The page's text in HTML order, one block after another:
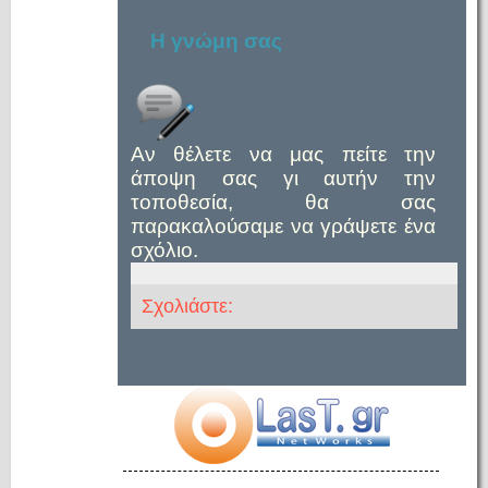
Η γνώμη σας
Αν θέλετε να μας πείτε την
άποψη σας γι αυτήν την
τοποθεσία, θα σας
παρακαλούσαμε να γράψετε ένα
σχόλιο.
Σχολιάστε: